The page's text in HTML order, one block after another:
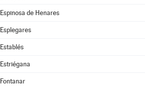
Espinosa de Henares
Esplegares
Establés
Estriégana
Fontanar